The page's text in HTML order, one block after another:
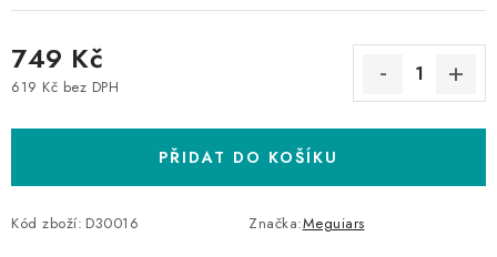
749 Kč
619 Kč bez DPH
PŘIDAT DO KOŠÍKU
Kód zboží: D30016 Značka:Meguiars